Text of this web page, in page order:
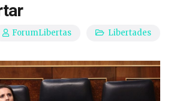
ForumLibertas Libertades